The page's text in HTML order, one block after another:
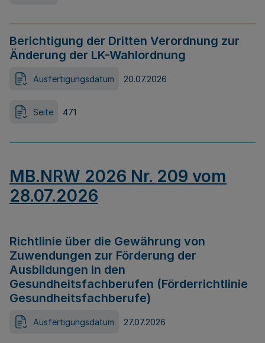
Berichtigung der Dritten Verordnung zur
Änderung der LK-Wahlordnung
Ausfertigungsdatum 20.07.2026
Seite 471
MB.NRW 2026 Nr. 209 vom
28.07.2026
Richtlinie über die Gewährung von
Zuwendungen zur Förderung der
Ausbildungen in den
Gesundheitsfachberufen (Förderrichtlinie
Gesundheitsfachberufe)
Ausfertigungsdatum 27.07.2026